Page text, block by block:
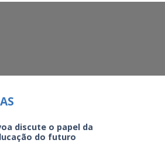
discute o papel da
do futuro